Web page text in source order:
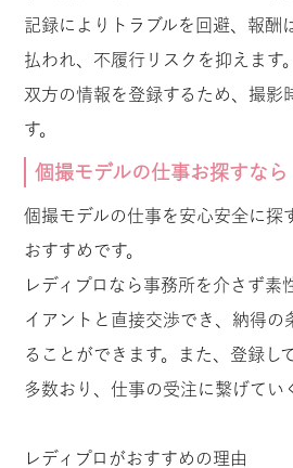
記録によりトラブルを回避、報酬
払われ、不履行リスクを抑えます
双方の情報を登録するため、撮影
す。
個撮モデルの仕事お探すなら
個撮モデルの仕事を安心安全に探
おすすめです。
レディプロなら事務所を介さず素
イアントと直接交渉でき、納得の
ることができます。また、登録し
多数おり、仕事の受注に繋げてい
レディプロがおすすめの理由